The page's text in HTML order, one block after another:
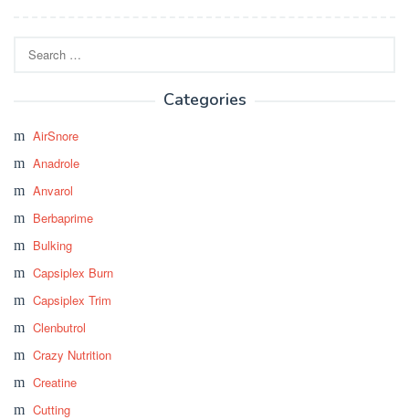
for:
Categories
AirSnore
Anadrole
Anvarol
Berbaprime
Bulking
Capsiplex Burn
Capsiplex Trim
Clenbutrol
Crazy Nutrition
Creatine
Cutting